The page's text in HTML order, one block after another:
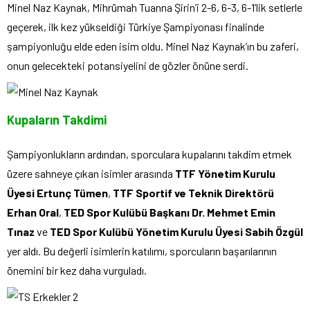
Minel Naz Kaynak, Mihrümah Tuanna Şirin’i 2-6, 6-3, 6-1’lik setlerle
geçerek, ilk kez yükseldiği Türkiye Şampiyonası finalinde
şampiyonluğu elde eden isim oldu. Minel Naz Kaynak’ın bu zaferi,
onun gelecekteki potansiyelini de gözler önüne serdi.
Kupaların Takdimi
Şampiyonlukların ardından, sporculara kupalarını takdim etmek
üzere sahneye çıkan isimler arasında TTF Yönetim Kurulu
Üyesi Ertunç Tümen, TTF Sportif ve Teknik Direktörü
Erhan Oral, TED Spor Kulübü Başkanı Dr. Mehmet Emin
Tınaz ve TED Spor Kulübü Yönetim Kurulu Üyesi Sabih Özgül
yer aldı. Bu değerli isimlerin katılımı, sporcuların başarılarının
önemini bir kez daha vurguladı.